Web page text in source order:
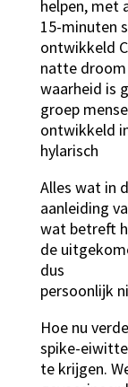
helpen, met
15-minuten
ontwikkeld
natte droom
waarheid is
groep
ontwikkeld
hylarisch
Alles wat in
aanleiding
wat betreft
de
dus
persoonlijk
Hoe nu
spike-
te krijgen.